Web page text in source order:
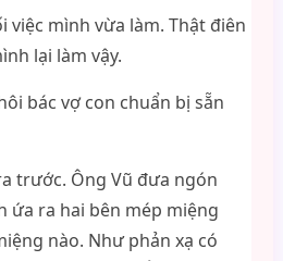
việc mình vừa làm. Thật điên
lại làm vậy.
bác vợ con chuẩn bị sẵn
trước. Ông Vũ đưa ngón
ứa ra hai bên mép miệng
nào. Như phản xạ có